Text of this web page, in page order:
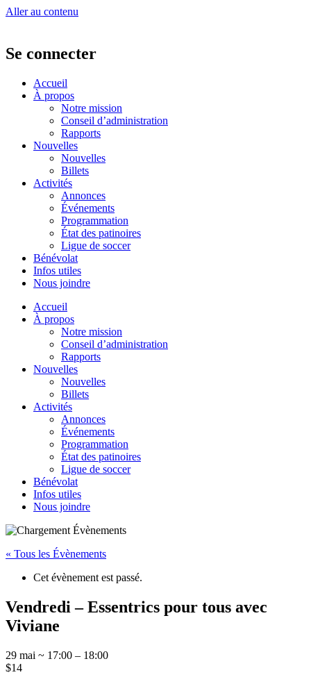
Aller au contenu
Se connecter
Accueil
À propos
Notre mission
Conseil d’administration
Rapports
Nouvelles
Nouvelles
Billets
Activités
Annonces
Événements
Programmation
État des patinoires
Ligue de soccer
Bénévolat
Infos utiles
Nous joindre
Accueil
À propos
Notre mission
Conseil d’administration
Rapports
Nouvelles
Nouvelles
Billets
Activités
Annonces
Événements
Programmation
État des patinoires
Ligue de soccer
Bénévolat
Infos utiles
Nous joindre
« Tous les Évènements
Cet évènement est passé.
Vendredi – Essentrics pour tous avec
Viviane
29 mai ~ 17:00 – 18:00
$14